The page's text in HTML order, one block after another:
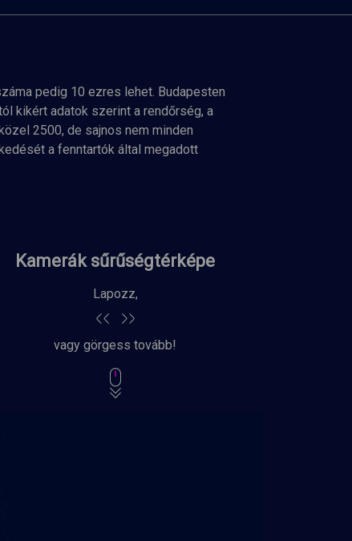
pedig 10 ezres lehet. Budapesten
kikért adatok szerint a rendőrség, a
2500, de sajnos nem minden
a fenntartók által megadott
Kamerák sűrűségtérképe
Lapozz,
vagy görgess tovább!
BRFK Közterületfelügyelet
Lapozz,
vagy görgess tovább!